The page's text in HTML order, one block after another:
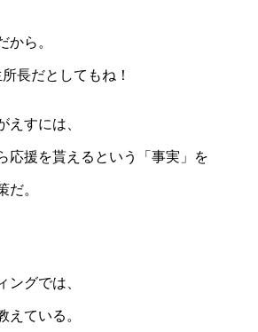
から。
長だとしてもね！
えすには、
応援を貰えるという「事実」を
だ。
ングでは、
えている。